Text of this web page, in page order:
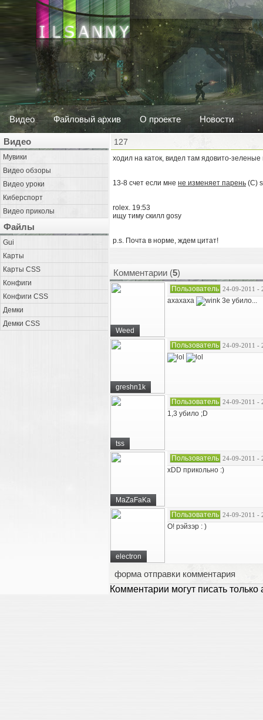
Видео Файловый архив О проекте Новости
Видео
Мувики
Видео обзоры
Видео уроки
Киберспорт
Видео приколы
Файлы
Gui
Карты
Карты CSS
Конфиги
Конфиги CSS
Демки
Демки CSS
127
ходил на каток, видел там ядовито-
13-8 счет если мне не изменяет парень (C)
rolex. 19:53
ищу тиму скилл gosy
p.s. Почта в норме, ждем цитат!
Комментарии (5)
Weed
Пользователь 24-09-2011 -
ахахаха 3е убило...
greshn1k
Пользователь 24-09-2011 -
tss
Пользователь 24-09-2011 -
1,3 убило ;D
MaZaFaKa
Пользователь 24-09-2011 -
xDD прикольно :)
electron
Пользователь 24-09-2011 -
О! рэйзэр : )
форма отправки комментария
Комментарии могут писать